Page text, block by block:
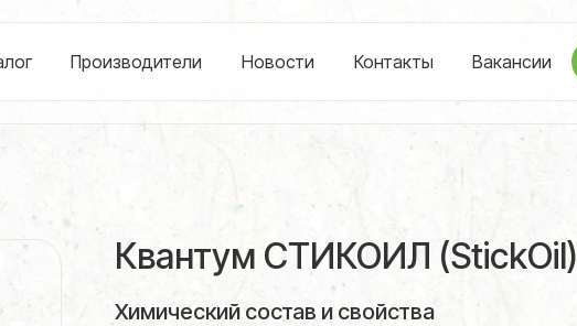
Производители Новости Контакты Вакансии
Квантум СТИКОИЛ (StickOil)
Химический состав и свойства